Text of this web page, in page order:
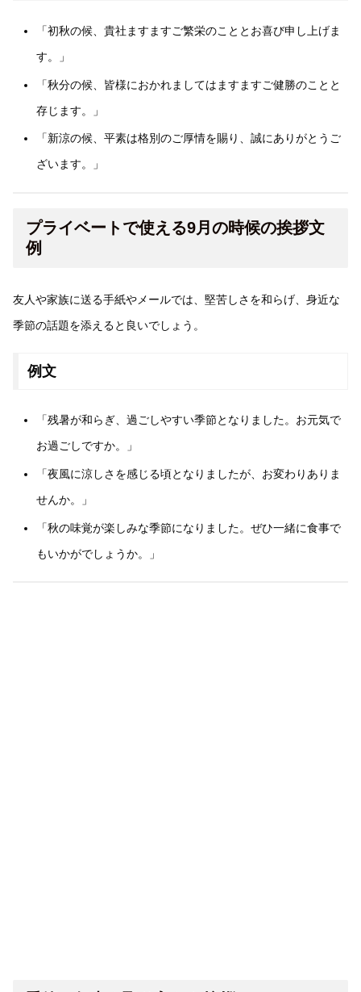
「初秋の候、貴社ますますご繁栄のこととお喜び申し上げま
す。」
「秋分の候、皆様におかれましてはますますご健勝のことと
存じます。」
「新涼の候、平素は格別のご厚情を賜り、誠にありがとうご
ざいます。」
プライベートで使える9月の時候の挨拶文
例
友人や家族に送る手紙やメールでは、堅苦しさを和らげ、身近な
季節の話題を添えると良いでしょう。
例文
「残暑が和らぎ、過ごしやすい季節となりました。お元気で
お過ごしですか。」
「夜風に涼しさを感じる頃となりましたが、お変わりありま
せんか。」
「秋の味覚が楽しみな季節になりました。ぜひ一緒に食事で
もいかがでしょうか。」